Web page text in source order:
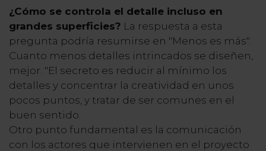
¿Cómo se controla el detalle incluso en
grandes superficies? La respuesta a esta
pregunta podría resumirse en "Menos es más".
Cuanto menos detalles intrincados se diseñen,
mejor. "El secreto es reducir al mínimo los
detalles y concentrar la creatividad en unos
pocos puntos, y tratar de ser comunes en el
buen sentido.
Otro punto fundamental es la comunicación
con los actores que intervienen en el proyecto